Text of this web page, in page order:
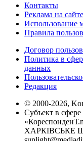
Контакты
Реклама на сайте
Использование
Правила
Договор
Политика в
данных
Редакция
© 2000-2026,
Субъект в
ХАРКІВСЬКЕ